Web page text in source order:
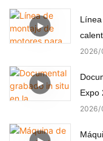
2026
Expo
2026